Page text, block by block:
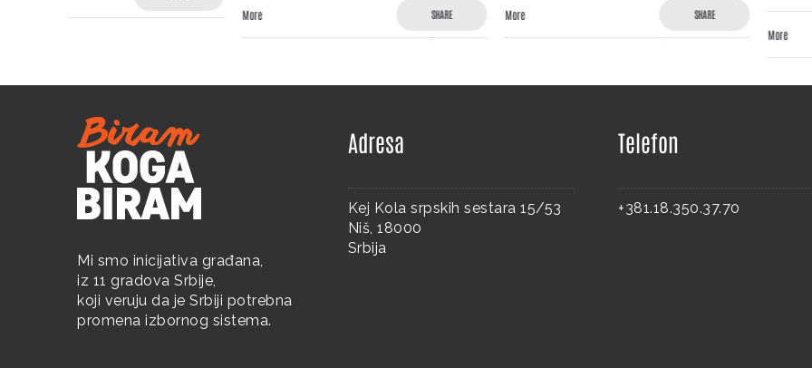
More
More
Mi smo inicijativa građana,
iz 11 gradova Srbije,
koji veruju da je Srbiji potrebna
promena izbornog sistema.
Adresa
Kej Kola srpskih sestara 15/53
Niš, 18000
Srbija
Telefon
+381.18.350.37.70